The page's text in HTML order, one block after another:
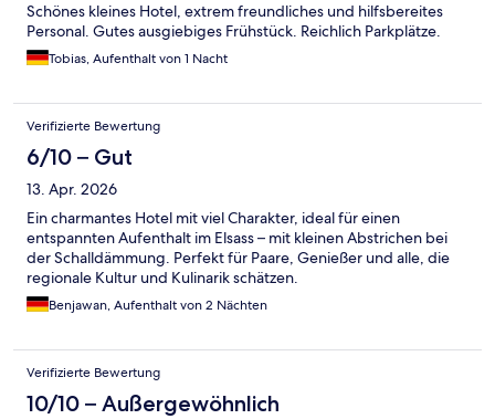
Schönes kleines Hotel, extrem freundliches und hilfsbereites
Personal. Gutes ausgiebiges Frühstück. Reichlich Parkplätze.
Tobias, Aufenthalt von 1 Nacht
Verifizierte Bewertung
6/10 – Gut
13. Apr. 2026
Ein charmantes Hotel mit viel Charakter, ideal für einen
entspannten Aufenthalt im Elsass – mit kleinen Abstrichen bei
der Schalldämmung. Perfekt für Paare, Genießer und alle, die
regionale Kultur und Kulinarik schätzen.
Benjawan, Aufenthalt von 2 Nächten
Verifizierte Bewertung
10/10 – Außergewöhnlich